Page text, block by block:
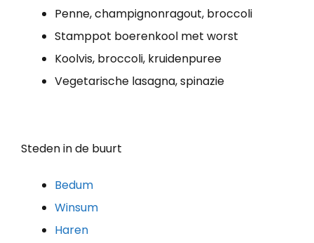
Penne, champignonragout, broccoli
Stamppot boerenkool met worst
Koolvis, broccoli, kruidenpuree
Vegetarische lasagna, spinazie
Steden in de buurt
Bedum
Winsum
Haren